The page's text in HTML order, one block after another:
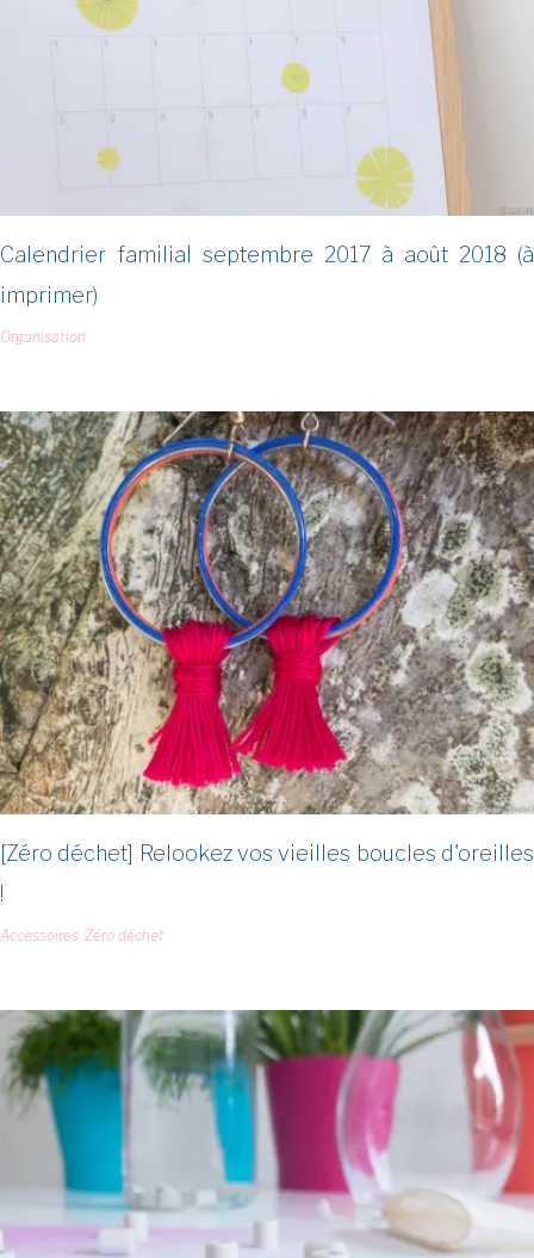
Calendrier familial septembre 2017 à août 2018 (à
imprimer)
Organisation
[Zéro déchet] Relookez vos vieilles boucles d'oreilles
!
Accessoires Zéro déchet